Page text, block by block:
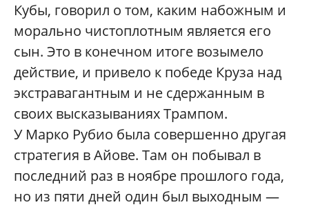
Кубы, говорил о том, каким набожным и
морально чистоплотным является его
сын. Это в конечном итоге возымело
действие, и привело к победе Круза над
экстравагантным и не сдержанным в
своих высказываниях Трампом.
У Марко Рубио была совершенно другая
стратегия в Айове. Там он побывал в
последний раз в ноябре прошлого года,
но из пяти дней один был выходным —